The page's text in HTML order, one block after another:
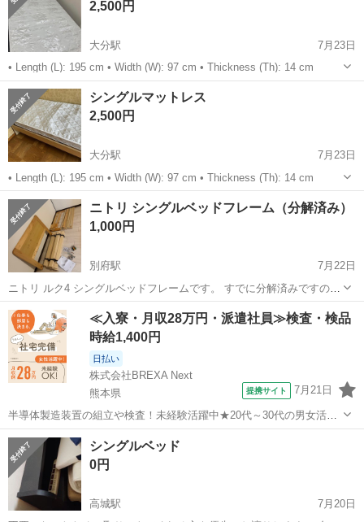
2,500円
大分駅
7月23日
• Length (L): 195 cm • Width (W): 97 cm • Thickness (Th): 14 cm
大分 大分市 大分駅 ベッド
シングルマットレス
2,500円
大分駅
7月23日
• Length (L): 195 cm • Width (W): 97 cm • Thickness (Th): 14 cm
大分 大分市 大分駅 ベッド
ニトリ シングルベッドフレーム（分解済み）
1,000円
別府駅
7月22日
ニトリ ルク4 シングルベッドフレームです。 すでに分解済みですの
で、そのままお持ち帰りいただけます。 歪みはありません。 使用に伴
う細かな傷はありますが、まだまだ問題なくお使いいただけます。 組
立説明書・予備部品（ネ...
大分 別府市 別府駅 ベッド フレーム
≪入寮・月収28万円・派遣社員≫検査・検品
時給1,400円
日払い
株式会社BREXA Next
熊本県
提携サイト 7月21日
半導体製造装置の組立や検査！未経験活躍中★20代～30代の男女活躍
中★ワンルーム寮完備！赴任旅費会社負担！マイカー通勤OK！無料駐
車場あり！正社員登用あり！《熊本県菊池郡大津町》 人気の工場のお
仕事 ◇半導体製造装置の組立...
熊本 その他
シングルベッド
0円
高城駅
7月20日